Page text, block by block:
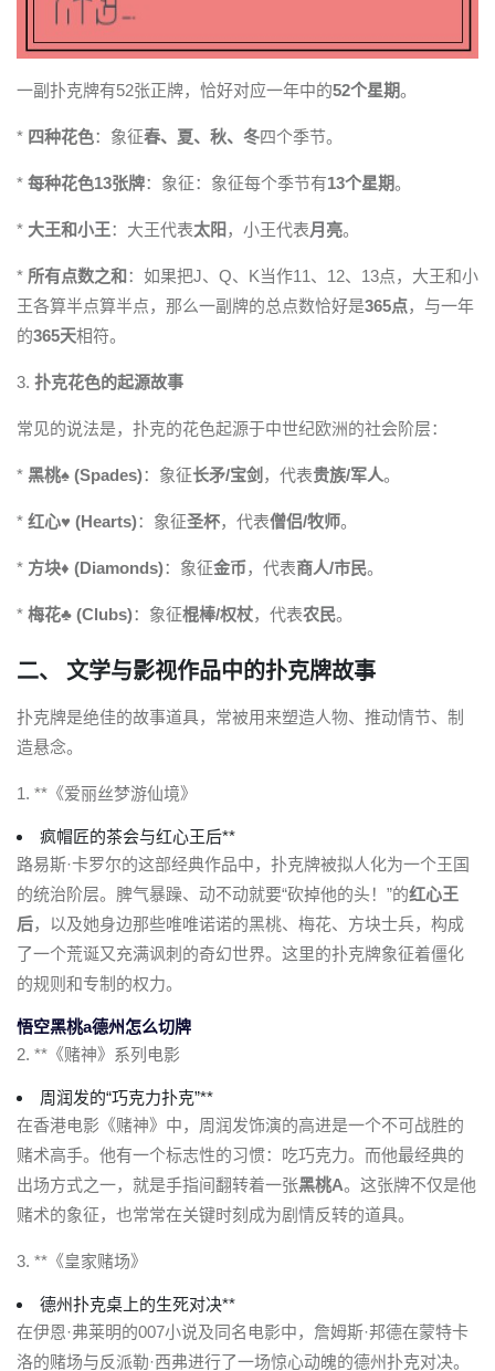
一副扑克牌有52张正牌，恰好对应一年中的52个星期。
* 四种花色：象征春、夏、秋、冬四个季节。
* 每种花色13张牌：象征：象征每个季节有13个星期。
* 大王和小王：大王代表太阳 ，小王代表月亮。
* 所有点数之和：如果把J、Q、K当作11、12、13点，大王和小
王各算半点算半点，那么一副牌的总点数恰好是365点，与一年
的365天相符。
3. 扑克花色的起源故事
常见的说法是，扑克的花色起源于中世纪欧洲的社会阶层：
* 黑桃♠️ (Spades)：象征长矛/宝剑 ，代表贵族/军人。
* 红心♥️ (Hearts)：象征圣杯，代表僧侣/牧师。
* 方块♦️ (Diamonds)：象征金币，代表商人/市民。
* 梅花♣️ (Clubs)：象征棍棒/权杖，代表农民。
二、 文学与影视作品中的扑克牌故事
扑克牌是绝佳的故事道具，常被用来塑造人物、推动情节、制
造悬念。
1. **《爱丽丝梦游仙境》
疯帽匠的茶会与红心王后**
路易斯·卡罗尔的这部经典作品中，扑克牌被拟人化为一个王国
的统治阶层。脾气暴躁、动不动就要“砍掉他的头！”的红心王
后，以及她身边那些唯唯诺诺的黑桃、梅花、方块士兵，构成
了一个荒诞又充满讽刺的奇幻世界。这里的扑克牌象征着僵化
的规则和专制的权力。
悟空黑桃a德州怎么切牌
2. **《赌神》系列电影
周润发的“巧克力扑克”**
在香港电影《赌神》中，周润发饰演的高进是一个不可战胜的
赌术高手。他有一个标志性的习惯：吃巧克力。而他最经典的
出场方式之一，就是手指间翻转着一张黑桃A。这张牌不仅是他
赌术的象征，也常常在关键时刻成为剧情反转的道具。
3. **《皇家赌场》
德州扑克桌上的生死对决**
在伊恩·弗莱明的007小说及同名电影中，詹姆斯·邦德在蒙特卡
洛的赌场与反派勒·西弗进行了一场惊心动魄的德州扑克对决。